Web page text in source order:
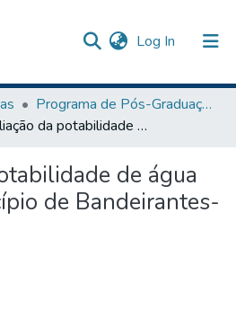
Log In (current)
Programa de Pós-Graduação em Agronomia
Avaliação da potabilidade de água bruta no município de Bandeirantes-PR
de água
de Bandeirantes-